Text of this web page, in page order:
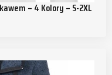
– 4 Kolory – S-2XL